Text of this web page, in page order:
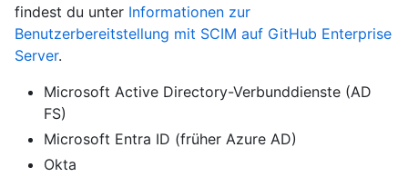
findest du unter Informationen zur
Benutzerbereitstellung mit SCIM auf GitHub Enterprise
Server.
Microsoft Active Directory-Verbunddienste (AD
FS)
Microsoft Entra ID (früher Azure AD)
Okta